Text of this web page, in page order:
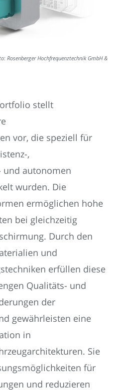
Rosenberger Hochfrequenztechnik GmbH &
stellt
vor, die speziell für
,
und autonomen
wurden. Die
ermöglichen hohe
bei gleichzeitig
Durch den
und
erfüllen diese
Qualitäts- und
der
gewährleisten eine
in
Sie
für
und reduzieren